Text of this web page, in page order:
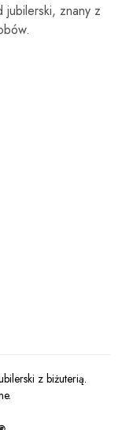
jubilerski, znany z
z biżuterią.